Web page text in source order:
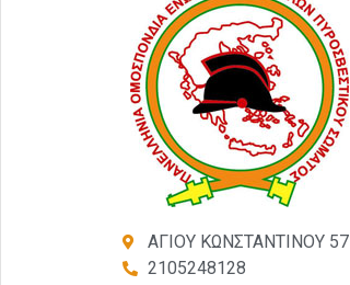
ΑΓΙΟΥ ΚΩΝΣΤΑΝΤΙΝΟΥ 57
2105248128